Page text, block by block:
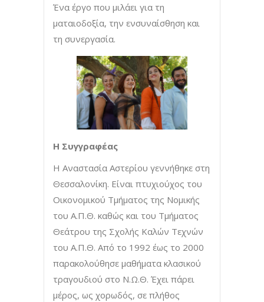
Ένα έργο που μιλάει για τη
ματαιοδοξία, την ενσυναίσθηση και
τη συνεργασία.
Η Συγγραφέας
Η Αναστασία Αστερίου γεννήθηκε στη
Θεσσαλονίκη. Είναι πτυχιούχος του
Οικονομικού Τμήματος της Νομικής
του Α.Π.Θ. καθώς και του Τμήματος
Θεάτρου της Σχολής Καλών Τεχνών
του Α.Π.Θ. Από το 1992 έως το 2000
παρακολούθησε μαθήματα κλασικού
τραγουδιού στο Ν.Ω.Θ. Έχει πάρει
μέρος, ως χορωδός, σε πλήθος